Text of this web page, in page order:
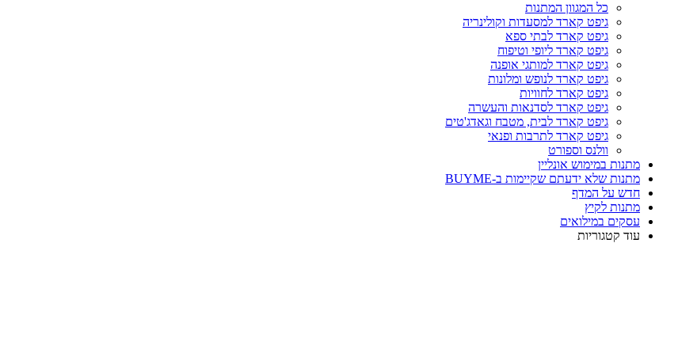
כל המגוון המתנות
גיפט קארד למסעדות וקולינריה
גיפט קארד לבתי ספא
גיפט קארד ליופי וטיפוח
גיפט קארד למותגי אופנה
גיפט קארד לנופש ומלונות
גיפט קארד לחוויות
גיפט קארד לסדנאות והעשרה
גיפט קארד לבית, מטבח וגאדג'טים
גיפט קארד לתרבות ופנאי
וולנס וספורט
מתנות במימוש אונליין
מתנות שלא ידעתם שקיימות ב-BUYME
חדש על המדף
מתנות לקיץ
עסקים במילואים
עוד קטגוריות